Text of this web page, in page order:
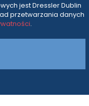
jest Dressler Dublin
przetwarzania danych
.